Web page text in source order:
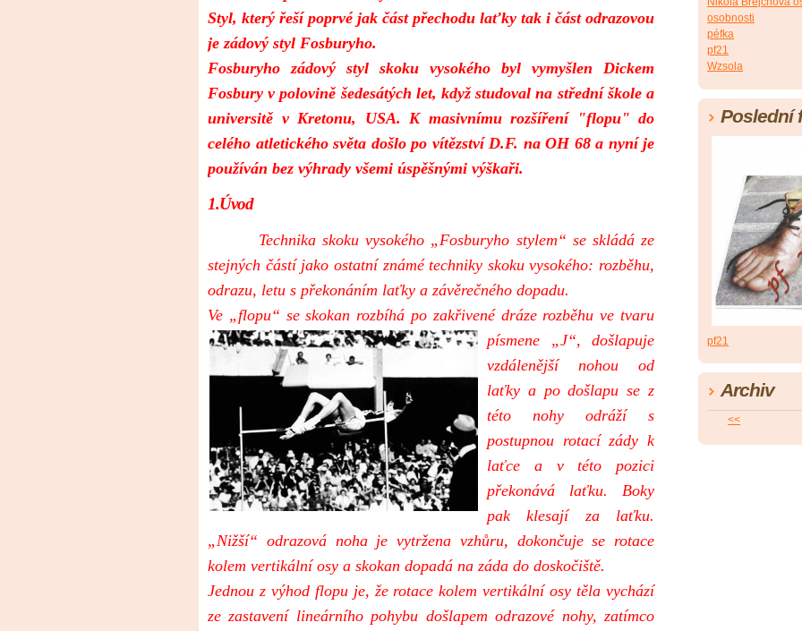
Styl, který řeší poprvé jak část přechodu laťky tak i část odrazovou
je zádový styl Fosburyho.
Fosburyho zádový styl skoku vysokého byl vymyšlen Dickem
Fosbury v polovině šedesátých let, když studoval na střední škole a
universitě v Kretonu, USA. K masivnímu rozšíření "flopu" do
celého atletického světa došlo po vítězství D.F. na OH 68 a nyní je
používán bez výhrady všemi úspěšnými výškaři.
1.Úvod
Technika skoku vysokého „Fosburyho stylem“ se skládá ze
stejných částí jako ostatní známé techniky skoku vysokého: rozběhu,
odrazu, letu s překonáním laťky a závěrečného dopadu.
Ve „flopu“ se skokan rozbíhá po zakřivené dráze rozběhu ve tvaru
písmene „J“, došlapuje
vzdálenější nohou od
laťky a po došlapu se z
této nohy odráží s
postupnou rotací zády k
laťce a v této pozici
překonává laťku. Boky
pak klesají za laťku.
„Nižší“ odrazová noha je vytržena vzhůru, dokončuje se rotace
kolem vertikální osy a skokan dopadá na záda do doskočiště.
Jednou z výhod flopu je, že rotace kolem vertikální osy těla vychází
ze zastavení lineárního pohybu došlapem odrazové nohy, zatímco
osobnosti
péfka
pf21
Wzsola
Poslední
pf21
Archiv
<<